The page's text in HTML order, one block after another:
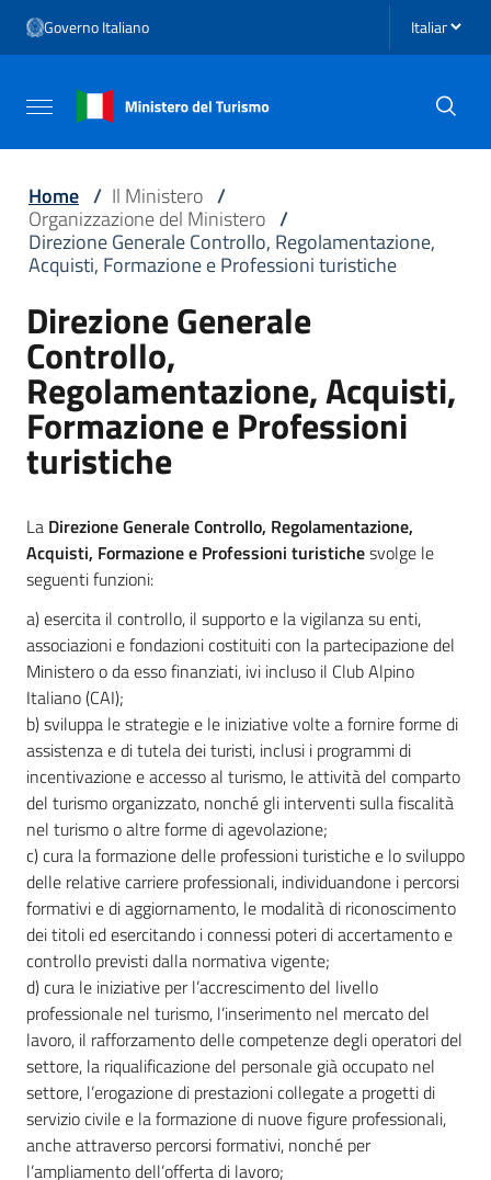
Vai al menu di navigazione
Vai al footer
Governo Italiano Seleziona
Attiva / disattiva la navigazione
Home / Il Ministero /
Organizzazione del Ministero /
Direzione Generale Controllo, Regolamentazione,
Acquisti, Formazione e Professioni turistiche
Direzione Generale
Controllo,
Regolamentazione, Acquisti,
Formazione e Professioni
turistiche
La Direzione Generale Controllo, Regolamentazione,
Acquisti, Formazione e Professioni turistichesvolge le
seguenti funzioni:
a) esercita il controllo, il supporto e la vigilanza su enti,
associazioni e fondazioni costituiti con la partecipazione del
Ministero o da esso finanziati, ivi incluso il Club Alpino
Italiano (CAI);
b) sviluppa le strategie e le iniziative volte a fornire forme di
assistenza e di tutela dei turisti, inclusi i programmi di
incentivazione e accesso al turismo, le attività del comparto
del turismo organizzato, nonché gli interventi sulla fiscalità
nel turismo o altre forme di agevolazione;
c) cura la formazione delle professioni turistiche e lo sviluppo
delle relative carriere professionali, individuandone i percorsi
formativi e di aggiornamento, le modalità di riconoscimento
dei titoli ed esercitando i connessi poteri di accertamento e
controllo previsti dalla normativa vigente;
d) cura le iniziative per l’accrescimento del livello
professionale nel turismo, l’inserimento nel mercato del
lavoro, il rafforzamento delle competenze degli operatori del
settore, la riqualificazione del personale già occupato nel
settore, l’erogazione di prestazioni collegate a progetti di
servizio civile e la formazione di nuove figure professionali,
anche attraverso percorsi formativi, nonché per
l’ampliamento dell’offerta di lavoro;